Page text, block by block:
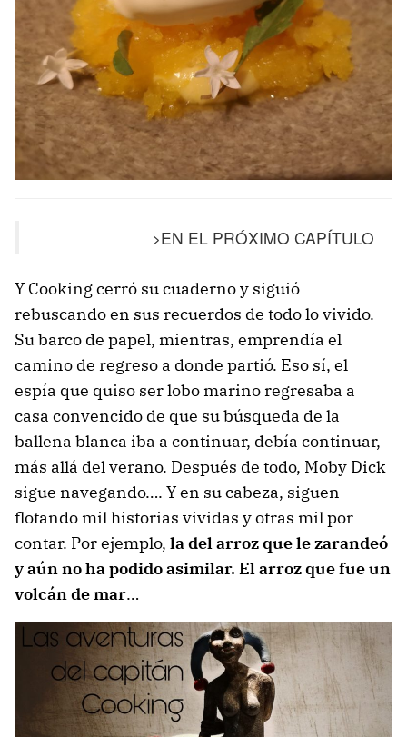
>EN EL PRÓXIMO CAPÍTULO
Y Cooking cerró su cuaderno y siguió
rebuscando en sus recuerdos de todo lo vivido.
Su barco de papel, mientras, emprendía el
camino de regreso a donde partió. Eso sí, el
espía que quiso ser lobo marino regresaba a
casa convencido de que su búsqueda de la
ballena blanca iba a continuar, debía continuar,
más allá del verano. Después de todo, Moby Dick
sigue navegando…. Y en su cabeza, siguen
flotando mil historias vividas y otras mil por
contar. Por ejemplo, la del arroz que le zarandeó
y aún no ha podido asimilar. El arroz que fue un
volcán de mar…